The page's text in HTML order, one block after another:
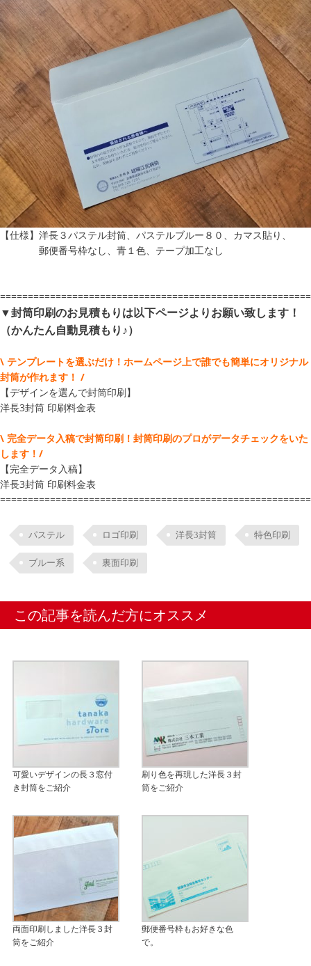
【仕様】洋長３パステル封筒、パステルブルー８０、カマス貼り、
郵便番号枠なし、青１色、テープ加工なし
▼封筒印刷のお見積もりは以下ページよりお願い致します！
（かんたん自動見積もり♪）
\ テンプレートを選ぶだけ！ホームページ上で誰でも簡単にオリジナル
封筒が作れます！ /
【デザインを選んで封筒印刷】
洋長3封筒 印刷料金表
\ 完全データ入稿で封筒印刷！封筒印刷のプロがデータチェックをいた
します！/
【完全データ入稿】
洋長3封筒 印刷料金表
パステル ロゴ印刷 洋長3封筒 特色印刷
ブルー系 裏面印刷
この記事を読んだ方にオススメ
可愛いデザインの長３窓付
き封筒をご紹介
刷り色を再現した洋長３封
筒をご紹介
両面印刷しました洋長３封
筒をご紹介
郵便番号枠もお好きな色
で。